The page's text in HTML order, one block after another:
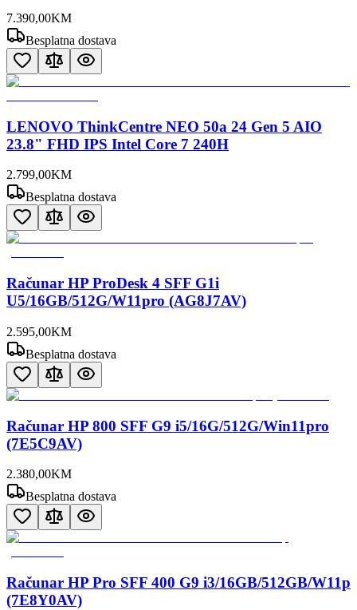
7.390,00KM
Besplatna dostava
LENOVO ThinkCentre NEO 50a 24 Gen 5 AIO
23.8" FHD IPS Intel Core 7 240H
2.799,00KM
Besplatna dostava
Računar HP ProDesk 4 SFF G1i
U5/16GB/512G/W11pro (AG8J7AV)
2.595,00KM
Besplatna dostava
Računar HP 800 SFF G9 i5/16G/512G/Win11pro
(7E5C9AV)
2.380,00KM
Besplatna dostava
Računar HP Pro SFF 400 G9 i3/16GB/512GB/W11p
(7E8Y0AV)